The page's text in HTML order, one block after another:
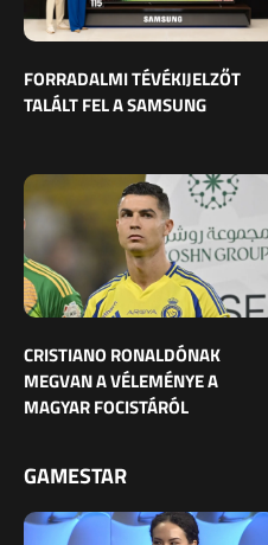
FORRADALMI TÉVÉKIJELZŐT
TALÁLT FEL A SAMSUNG
CRISTIANO RONALDÓNAK
MEGVAN A VÉLEMÉNYE A
MAGYAR FOCISTÁRÓL
GAMESTAR